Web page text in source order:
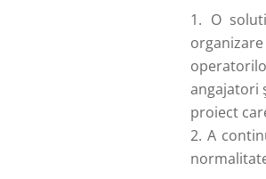
O
angajatori
proiect
A